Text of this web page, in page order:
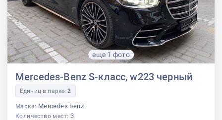
еще 1 фото
Mercedes-Benz S-класс, w223 черный
Единиц в парке:2
Марка: Mercedes benz
Количество мест: 3